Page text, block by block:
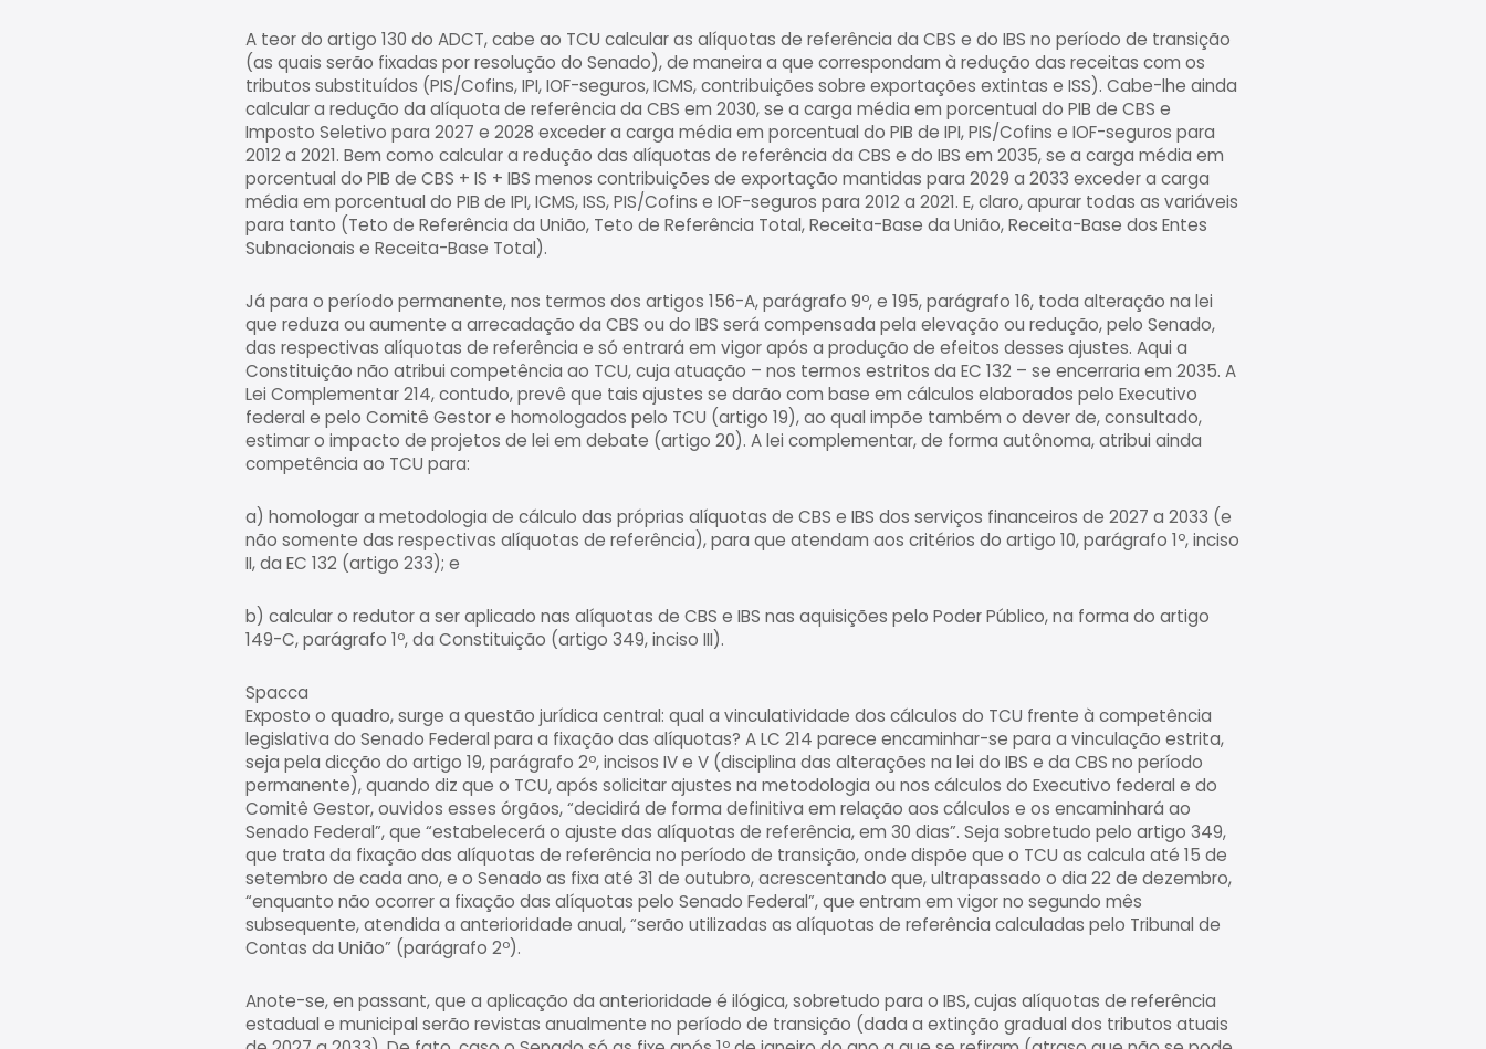
A teor do artigo 130 do ADCT, cabe ao TCU calcular as alíquotas de referência da CBS e do IBS no período de transição
(as quais serão fixadas por resolução do Senado), de maneira a que correspondam à redução das receitas com os
tributos substituídos (PIS/Cofins, IPI, IOF-seguros, ICMS, contribuições sobre exportações extintas e ISS). Cabe-lhe ainda
calcular a redução da alíquota de referência da CBS em 2030, se a carga média em porcentual do PIB de CBS e
Imposto Seletivo para 2027 e 2028 exceder a carga média em porcentual do PIB de IPI, PIS/Cofins e IOF-seguros para
2012 a 2021. Bem como calcular a redução das alíquotas de referência da CBS e do IBS em 2035, se a carga média em
porcentual do PIB de CBS + IS + IBS menos contribuições de exportação mantidas para 2029 a 2033 exceder a carga
média em porcentual do PIB de IPI, ICMS, ISS, PIS/Cofins e IOF-seguros para 2012 a 2021. E, claro, apurar todas as variáveis
para tanto (Teto de Referência da União, Teto de Referência Total, Receita-Base da União, Receita-Base dos Entes
Subnacionais e Receita-Base Total).
Já para o período permanente, nos termos dos artigos 156-A, parágrafo 9º, e 195, parágrafo 16, toda alteração na lei
que reduza ou aumente a arrecadação da CBS ou do IBS será compensada pela elevação ou redução, pelo Senado,
das respectivas alíquotas de referência e só entrará em vigor após a produção de efeitos desses ajustes. Aqui a
Constituição não atribui competência ao TCU, cuja atuação – nos termos estritos da EC 132 – se encerraria em 2035. A
Lei Complementar 214, contudo, prevê que tais ajustes se darão com base em cálculos elaborados pelo Executivo
federal e pelo Comitê Gestor e homologados pelo TCU (artigo 19), ao qual impõe também o dever de, consultado,
estimar o impacto de projetos de lei em debate (artigo 20). A lei complementar, de forma autônoma, atribui ainda
competência ao TCU para:
a) homologar a metodologia de cálculo das próprias alíquotas de CBS e IBS dos serviços financeiros de 2027 a 2033 (e
não somente das respectivas alíquotas de referência), para que atendam aos critérios do artigo 10, parágrafo 1º, inciso
II, da EC 132 (artigo 233); e
b) calcular o redutor a ser aplicado nas alíquotas de CBS e IBS nas aquisições pelo Poder Público, na forma do artigo
149-C, parágrafo 1º, da Constituição (artigo 349, inciso III).
Spacca
Exposto o quadro, surge a questão jurídica central: qual a vinculatividade dos cálculos do TCU frente à competência
legislativa do Senado Federal para a fixação das alíquotas? A LC 214 parece encaminhar-se para a vinculação estrita,
seja pela dicção do artigo 19, parágrafo 2º, incisos IV e V (disciplina das alterações na lei do IBS e da CBS no período
permanente), quando diz que o TCU, após solicitar ajustes na metodologia ou nos cálculos do Executivo federal e do
Comitê Gestor, ouvidos esses órgãos, “decidirá de forma definitiva em relação aos cálculos e os encaminhará ao
Senado Federal”, que “estabelecerá o ajuste das alíquotas de referência, em 30 dias”. Seja sobretudo pelo artigo 349,
que trata da fixação das alíquotas de referência no período de transição, onde dispõe que o TCU as calcula até 15 de
setembro de cada ano, e o Senado as fixa até 31 de outubro, acrescentando que, ultrapassado o dia 22 de dezembro,
“enquanto não ocorrer a fixação das alíquotas pelo Senado Federal”, que entram em vigor no segundo mês
subsequente, atendida a anterioridade anual, “serão utilizadas as alíquotas de referência calculadas pelo Tribunal de
Contas da União” (parágrafo 2º).
Anote-se, en passant, que a aplicação da anterioridade é ilógica, sobretudo para o IBS, cujas alíquotas de referência
estadual e municipal serão revistas anualmente no período de transição (dada a extinção gradual dos tributos atuais